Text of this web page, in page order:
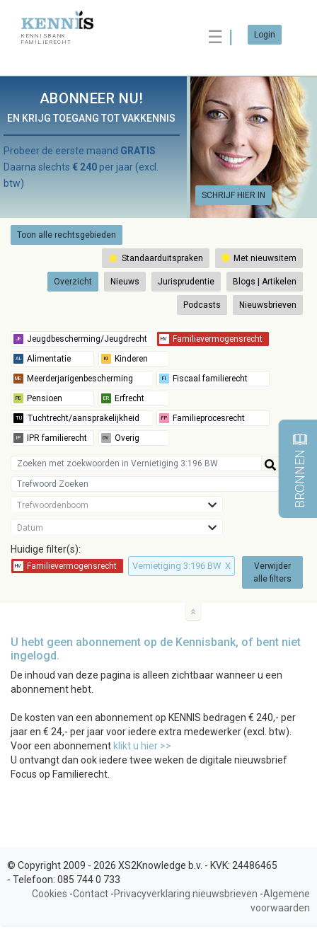
KENNISBANK
FAMILIERECHT
☰ Login
ABONNEER NU!
EN KRIJG TOEGANG TOT VAKKENNIS
SCHRIJF HIER IN
Probeer de eerste maand GRATIS
Daarna slechts € 240 per jaar (excl.
btw)
Toon alle rechtsgebieden
Standaarduitspraken Met nieuwsitem
Overzicht Nieuws Jurisprudentie Blogs | Artikelen
Podcasts Nieuwsbrieven
Trefwoordenboom
Datum
Huidige filter(s):
Vernietiging 3:196 BW X
Verwijder
alle filters
U hebt geen abonnement op de Kennisbank, of bent niet
ingelogd.
De inhoud van deze pagina is alleen zichtbaar wanneer u een
abonnement hebt.
De kosten van een abonnement op KENNIS bedragen € 240,- per
jaar en € 24,- per jaar voor iedere extra medewerker (excl. btw).
Voor een abonnement klikt u hier >>
U ontvangt dan ook iedere twee weken de digitale nieuwsbrief
Focus op Familierecht.
BRONNEN
© Copyright 2009 - 2026 XS2Knowledge b.v. - KVK: 24486465
- Telefoon: 085 744 0 733
Cookies -Contact -Privacyverklaring nieuwsbrieven -Algemene
voorwaarden